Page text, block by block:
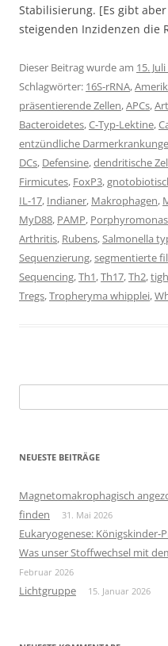
Stabilisierung. [Es gibt
steigenden Inzidenzen die
Dieser Beitrag wurde am 15.
Schlagwörter: 16S-rRNA,
präsentierende Zellen,APCs,
Bacteroidetes,C-Typ-Lektine,
entzündliche
DCs, Defensine,dendritische
Firmicutes, FoxP3,
IL-17, Indianer, Makrophagen,
MyD88, PAMP,
Arthritis, Rubens,Salmonella
Sequenzierung,segmentierte
Sequencing,Th1,Th17,Th2,
Tregs,Tropheryma whipplei,
nach:
NEUESTE BEITRÄGE
Magnetomakrophagisch
finden
31. Mai 2026
Eukaryogenese: Königskinder-
Was unser Stoffwechsel mit
Februar 2026
Lichtgruppe 15. Januar 2026